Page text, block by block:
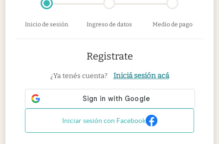
Inicio de sesión Ingreso de datos Medio de pago
Registrate
¿Ya tenés cuenta? Iniciá sesión acá
Iniciar sesión con Facebook